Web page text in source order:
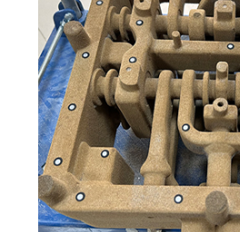
检具检测